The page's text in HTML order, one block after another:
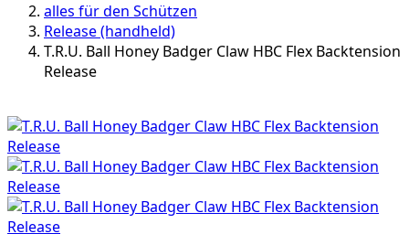
alles für den Schützen
Release (handheld)
T.R.U. Ball Honey Badger Claw HBC Flex Backtension
Release